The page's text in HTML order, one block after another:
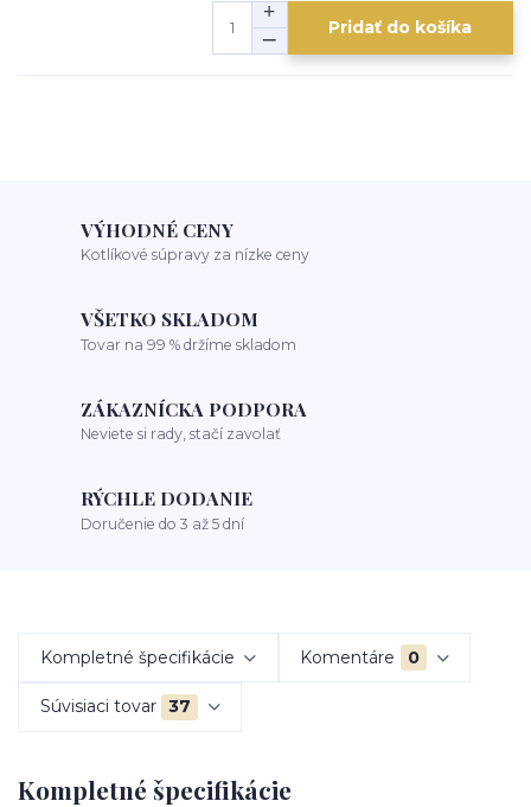
Pridať do košíka
VÝHODNÉ CENY
Kotlíkové súpravy za nízke ceny
VŠETKO SKLADOM
Tovar na 99 % držíme skladom
ZÁKAZNÍCKA PODPORA
Neviete si rady, stačí zavolať
RÝCHLE DODANIE
Doručenie do 3 až 5 dní
Kompletné špecifikácie Komentáre 0
Súvisiaci tovar 37
Kompletné špecifikácie